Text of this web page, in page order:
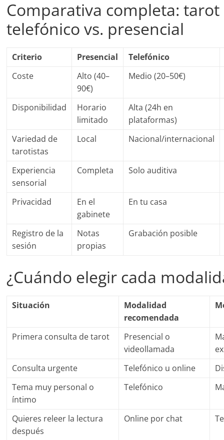
Comparativa completa: tarot
telefónico vs. presencial
Criterio Presencial
Telefónico
Coste
Alto (40–
90€)
Medio (20–50€)
Disponibilidad
Horario
limitado
Alta (24h en
plataformas)
Variedad de
tarotistas
Local Nacional/internacional
Experiencia
sensorial
Completa Solo auditiva
Privacidad
En el
gabinete
En tu casa
Registro de la
sesión
Notas
propias
Grabación posible
¿Cuándo elegir cada
Situación
Modalidad
recomendada
Primera consulta de tarot
Presencial o
videollamada
Consulta urgente
Telefónico u online
Tema muy personal o
íntimo
Telefónico
Quieres releer la lectura
después
Online por chat